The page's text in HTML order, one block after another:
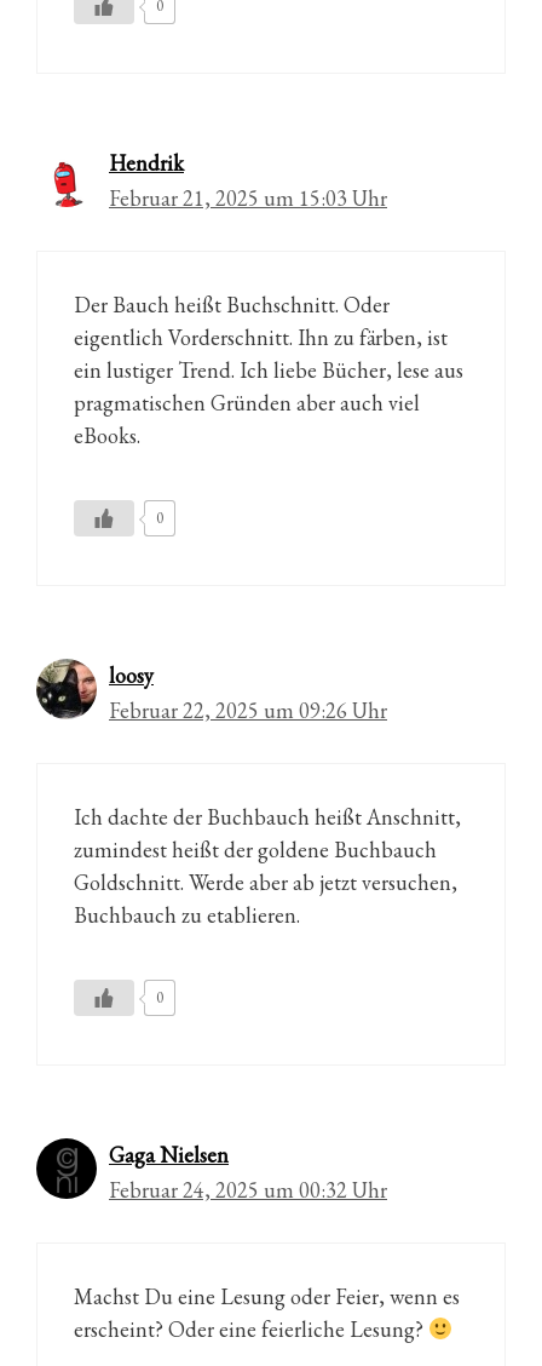
0
Hendrik
Februar 21, 2025 um 15:03 Uhr
Der Bauch heißt Buchschnitt. Oder
eigentlich Vorderschnitt. Ihn zu färben, ist
ein lustiger Trend. Ich liebe Bücher, lese aus
pragmatischen Gründen aber auch viel
eBooks.
0
loosy
Februar 22, 2025 um 09:26 Uhr
Ich dachte der Buchbauch heißt Anschnitt,
zumindest heißt der goldene Buchbauch
Goldschnitt. Werde aber ab jetzt versuchen,
Buchbauch zu etablieren.
0
Gaga Nielsen
Februar 24, 2025 um 00:32 Uhr
Machst Du eine Lesung oder Feier, wenn es
erscheint? Oder eine feierliche Lesung?